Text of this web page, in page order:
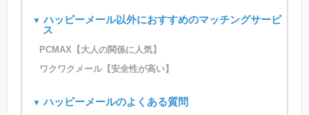
ハッピーメール以外におすすめのマッチングサービ
ス
PCMAX【大人の関係に人気】
ワクワクメール【安全性が高い】
ハッピーメールのよくある質問